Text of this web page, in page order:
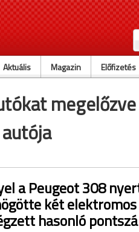
Aktuális Magazin Előfizetés
a Peugeot 308
két elektromos
hasonló